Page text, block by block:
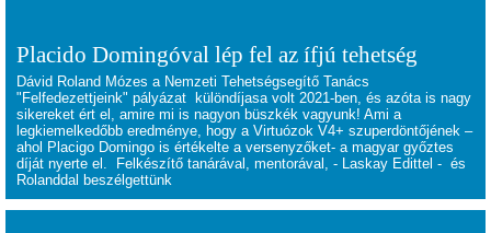
Placido Domingóval lép fel az ífjú tehetség
Dávid Roland Mózes a Nemzeti Tehetségsegítő Tanács
"Felfedezettjeink" pályázat különdíjasa volt 2021-ben, és azóta is nagy
sikereket ért el, amire mi is nagyon büszkék vagyunk! Ami a
legkiemelkedőbb eredménye, hogy a Virtuózok V4+ szuperdöntőjének –
ahol Placigo Domingo is értékelte a versenyzőket- a magyar győztes
díját nyerte el. Felkészítő tanárával, mentorával, - Laskay Edittel - és
Rolanddal beszélgettünk